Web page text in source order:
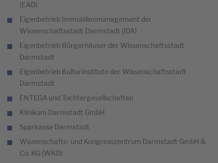
(EAD)
Eigenbetrieb Immobilienmanagement der
Wissenschaftsstadt Darmstadt (IDA)
Eigenbetrieb Bürgerhäuser der Wissenschaftsstadt
Darmstadt
Eigenbetrieb Kulturinstitute der Wissenschaftsstadt
Darmstadt
ENTEGA und Tochtergesellschaften
Klinikum Darmstadt GmbH
Sparkasse Darmstadt
Wissenschafts- und Kongresszentrum Darmstadt GmbH &
Co. KG (WKD)